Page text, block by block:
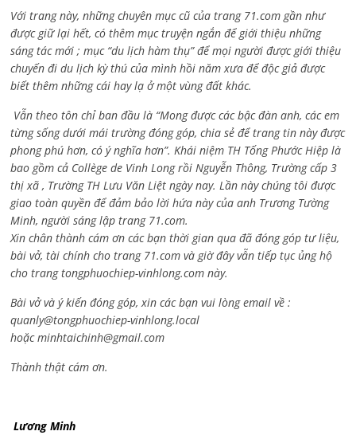
Với trang này, những chuyên mục cũ của trang 71.com gần như
được giữ lại hết, có thêm mục truyện ngắn để giới thiệu những
sáng tác mới ; mục “du lịch hàm thụ” để mọi người được giới thiệu
chuyến đi du lịch kỳ thú của mình hồi năm xưa để độc giả được
biết thêm những cái hay lạ ở một vùng đất khác.
Vẫn theo tôn chỉ ban đầu là “Mong được các bậc đàn anh, các em
từng sống dưới mái trường đóng góp, chia sẻ để trang tin này được
phong phú hơn, có ý nghĩa hơn”. Khái niệm TH Tống Phước Hiệp là
bao gồm cả Collège de Vinh Long rồi Nguyễn Thông, Trường cấp 3
thị xã , Trường TH Lưu Văn Liệt ngày nay. Lần này chúng tôi được
giao toàn quyền để đảm bảo lời hứa này của anh Trương Tường
Minh, người sáng lập trang 71.com.
Xin chân thành cám ơn các bạn thời gian qua đã đóng góp tư liệu,
bài vở, tài chính cho trang 71.com và giờ đây vẫn tiếp tục ủng hộ
cho trang tongphuochiep-vinhlong.com này.
Bài vở và ý kiến đóng góp, xin các bạn vui lòng email về :
quanly@tongphuochiep-vinhlong.local
hoặcminhtaichinh@gmail.com
Thành thật cám ơn.
Lương Minh